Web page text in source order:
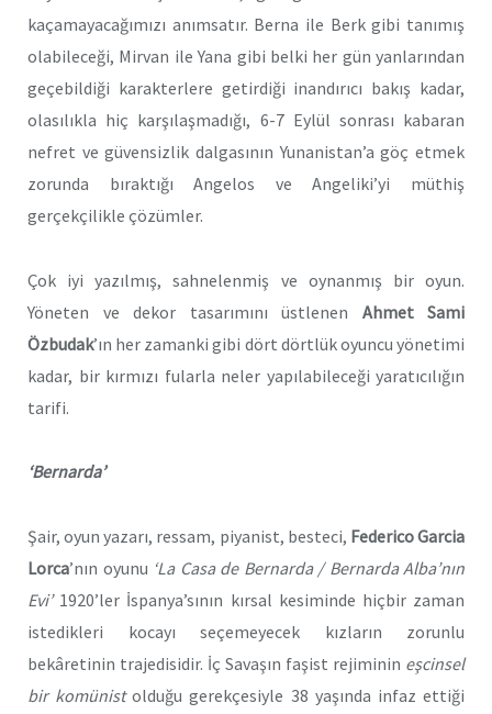
kaçamayacağımızı anımsatır. Berna ile Berk gibi tanımış
olabileceği, Mirvan ile Yana gibi belki her gün yanlarından
geçebildiği karakterlere getirdiği inandırıcı bakış kadar,
olasılıkla hiç karşılaşmadığı, 6-7 Eylül sonrası kabaran
nefret ve güvensizlik dalgasının Yunanistan’a göç etmek
zorunda bıraktığı Angelos ve Angeliki’yi müthiş
gerçekçilikle çözümler.
Çok iyi yazılmış, sahnelenmiş ve oynanmış bir oyun.
Yöneten ve dekor tasarımını üstlenen Ahmet Sami
Özbudak’ın her zamanki gibi dört dörtlük oyuncu yönetimi
kadar, bir kırmızı fularla neler yapılabileceği yaratıcılığın
tarifi.
‘Bernarda’
Şair, oyun yazarı, ressam, piyanist, besteci, Federico Garcia
Lorca’nın oyunu ‘La Casa de Bernarda / Bernarda Alba’nın
Evi’1920’ler İspanya’sının kırsal kesiminde hiçbir zaman
istedikleri kocayı seçemeyecek kızların zorunlu
bekâretinin trajedisidir. İç Savaşın faşist rejiminin eşcinsel
bir komünistolduğu gerekçesiyle 38 yaşında infaz ettiği